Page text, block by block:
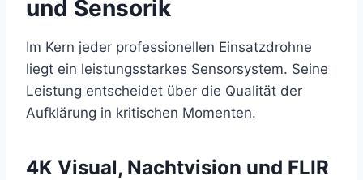
und Sensorik
Im Kern jeder professionellen Einsatzdrohne
liegt ein leistungsstarkes Sensorsystem. Seine
Leistung entscheidet über die Qualität der
Aufklärung in kritischen Momenten.
4K Visual, Nachtvision und FLIR